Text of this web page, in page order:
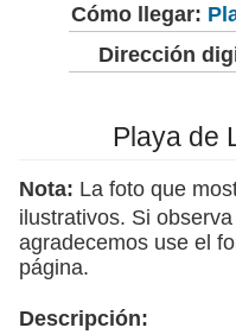
Cómo llegar:
Dirección
Playa de
Nota: La foto que
ilustrativos. Si
agradecemos use el
página.
Descripción: